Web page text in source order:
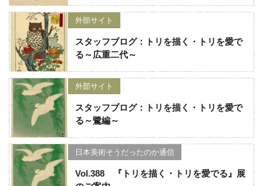
外部サイト
スタッフブログ：トリを描く・トリを愛で
る～広重二代～
外部サイト
スタッフブログ：トリを描く・トリを愛で
る～鷺編～
日本美術そうだったのか通信
Vol.388 『トリを描く・トリを愛でる』展